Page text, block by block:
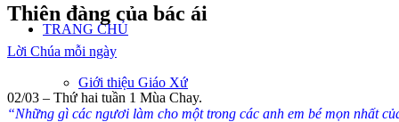
TRANG CHỦ
Giới thiệu Giáo Xứ
Thiên đàng của bác ái
Lời Chúa mỗi ngày
02/03 – Thứ hai tuần 1 Mùa Chay.
“Những gì các ngươi làm cho một trong các anh em bé mọn nhất